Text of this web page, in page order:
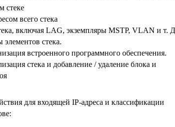
стеке
всего стека
включая LAG, экземпляры MSTP, VLAN и т.
стека.
встроенного программного обеспечения.
стека и добавление / удаление блока и
для входящей IP-адреса и классификации